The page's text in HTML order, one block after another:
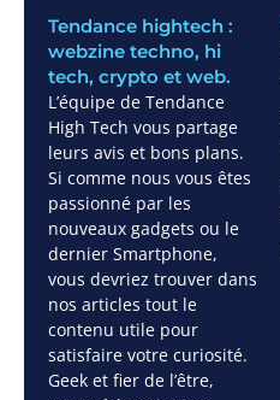
Tendance hightech :
webzine techno, hi
tech, crypto et web.
L’équipe de Tendance
High Tech vous partage
leurs avis et bons plans.
Si comme nous vous êtes
passionné par les
nouveaux gadgets ou le
dernier Smartphone,
vous devriez trouver dans
nos articles tout le
contenu utile pour
satisfaire votre curiosité.
Geek et fier de l’être,